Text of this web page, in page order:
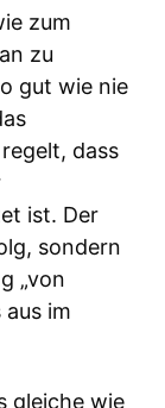
zum
zu
gut wie nie
dass
ist. Der
sondern
„von
im
gleiche wie